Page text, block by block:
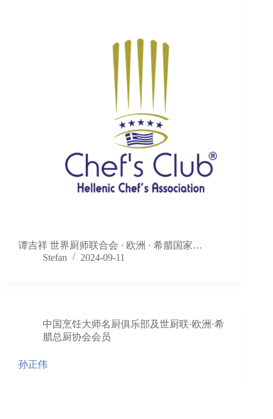
谭吉祥 世界厨师联合会 · 欧洲 · 希腊国家…
Stefan
2024-09-11
中国烹饪大师名厨俱乐部及世厨联·欧洲·希
腊总厨协会会员
孙正伟